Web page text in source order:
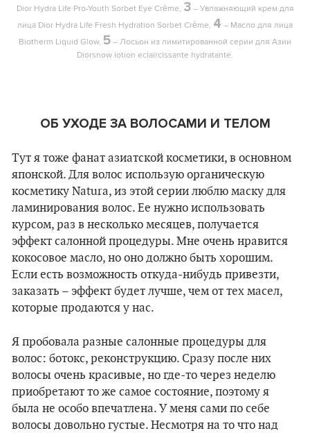
Dior Hydra Life Pro-Youth Sorbet Eye Crème, 3– Увлажняющий крем для
лица Dior Hydra Life Fresh Hydration Sorbet Crème, 4 – Масло для лица
Biotherm Liquid Glow, 5– Лосьон из лимитированной серии для Азии
Diorsnow lotion eclaircissante hydratante.
ОБ УХОДЕ ЗА ВОЛОСАМИ И ТЕЛОМ
Тут я тоже фанат азиатской косметики, в основном
японской. Для волос использую органическую
косметику Natura, из этой серии люблю маску для
ламинирования волос. Ее нужно использовать
курсом, раз в несколько месяцев, получается
эффект салонной процедуры. Мне очень нравится
кокосовое масло, но оно должно быть хорошим.
Если есть возможность откуда-нибудь привезти,
заказать – эффект будет лучше, чем от тех масел,
которые продаются у нас.
Я пробовала разные салонные процедуры для
волос: ботокс, реконструкцию. Сразу после них
волосы очень красивые, но где-то через неделю
приобретают то же самое состояние, поэтому я
была не особо впечатлена. У меня сами по себе
волосы довольно густые. Несмотря на то что над